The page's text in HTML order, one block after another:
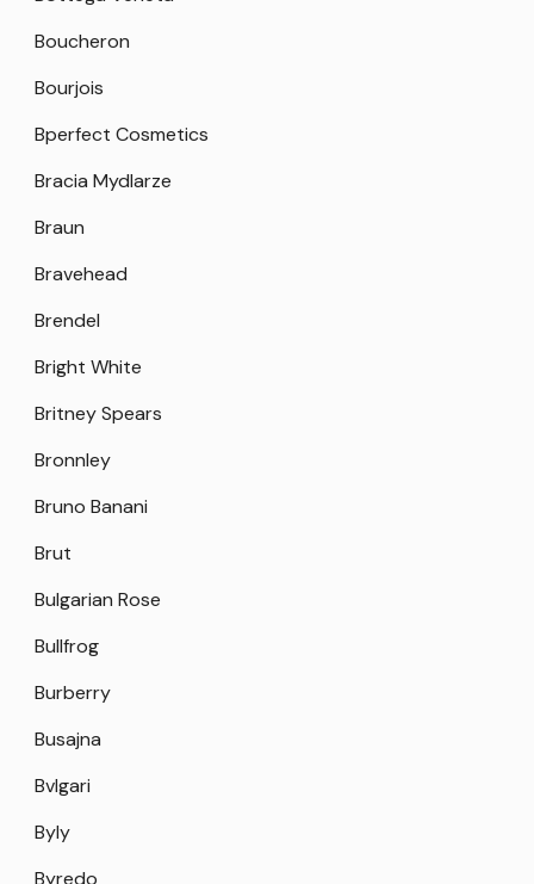
Boucheron
Bourjois
Bperfect Cosmetics
Bracia Mydlarze
Braun
Bravehead
Brendel
Bright White
Britney Spears
Bronnley
Bruno Banani
Brut
Bulgarian Rose
Bullfrog
Burberry
Busajna
Bvlgari
Byly
Byredo